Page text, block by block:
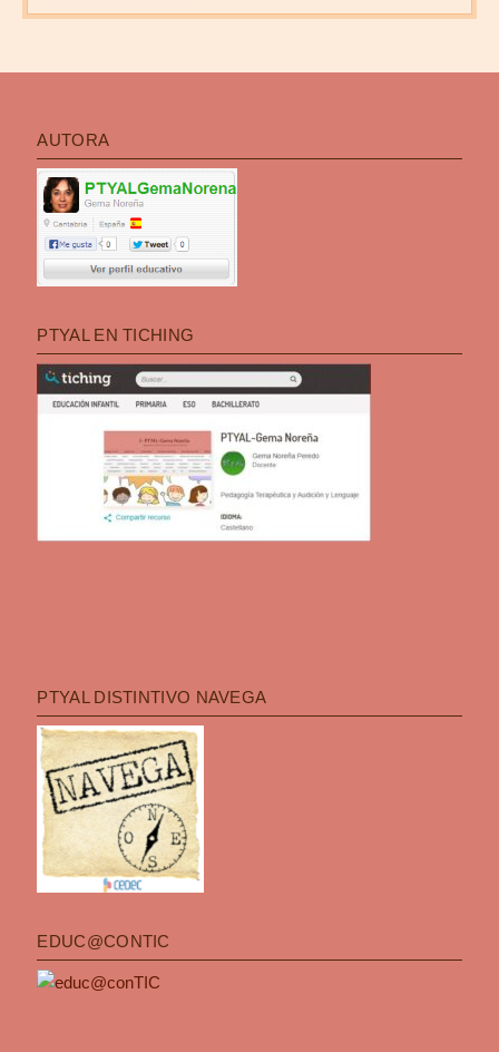
AUTORA
PTYAL EN TICHING
PTYAL DISTINTIVO NAVEGA
EDUC@CONTIC